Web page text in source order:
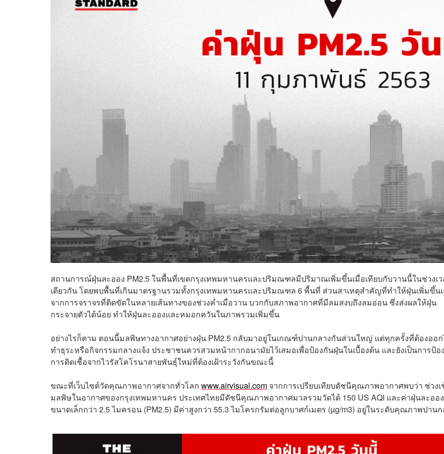
สถานการณ์ฝุ่นละออง PM2.5 ในพื้นที่เขตกรุงเทพมหานครและปริมณฑลมีปริมาณเพิ่มขึ้นเมื่อเทียบกับวานนี้ในช่วงเ
เดียวกัน โดยพบพื้นที่เกินมาตรฐานรวมทั้งกรุงเทพมหานครและปริมณฑล 6 พื้นที่ ส่วนสาเหตุสำคัญที่ทำให้ฝุ่นเพิ่มขึ้น
จากการจราจรที่ติดขัดในหลายเส้นทางของช่วงค่ำเมื่อวาน บวกกับสภาพอากาศที่มีลมสงบถึงลมอ่อน ซึ่งส่งผลให้ฝุ่น
กระจายตัวได้น้อย ทำให้ฝุ่นละอองและหมอกควันในภาพรวมเพิ่มขึ้น
อย่างไรก็ตาม ตอนนี้มลพิษทางอากาศอย่างฝุ่น PM2.5 กลับมาอยู่ในเกณฑ์ปานกลางกันส่วนใหญ่ แต่ทุกครั้งที่ต้องออ
ทำธุระหรือกิจกรรมกลางแจ้ง ประชาชนควรสวมหน้ากากอนามัยไว้เสมอเพื่อป้องกันฝุ่นในเบื้องต้น และยังเป็นการป้อ
การติดเชื้อจากไวรัสโคโรนาสายพันธุ์ใหม่ที่ต้องเฝ้าระวังกันขณะนี้
ขณะที่เว็บไซต์วัดคุณภาพอากาศจากทั่วโลก www.airvisual.com จากการเปรียบเทียบดัชนีคุณภาพอากาศพบว่า ช่วงเ
มลพิษในอากาศของกรุงเทพมหานคร ประเทศไทยมีดัชนีคุณภาพอากาศมวลรวมวัดได้ 150 US AQI และค่าฝุ่นละออง
ขนาดเล็กกว่า 2.5 ไมครอน (PM2.5) มีค่าสูงกว่า 55.3 ไมโครกรัมต่อลูกบาศก์เมตร (µg/m3) อยู่ในระดับคุณภาพปานก